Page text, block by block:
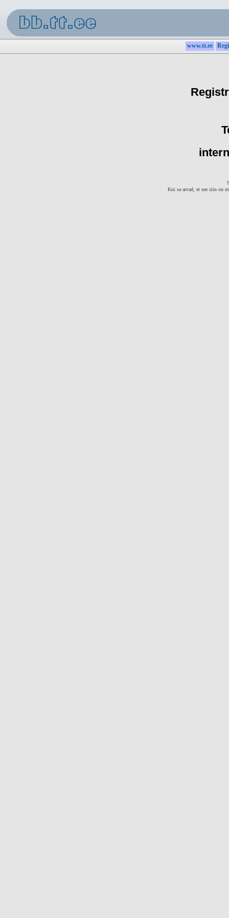
www.tt.ee
Kui sa arvad, et see siin on